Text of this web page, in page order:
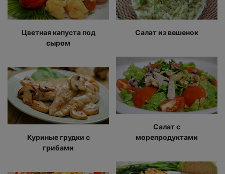
Цветная капуста под
сыром
Куриные грудки с
грибами
Салат из вешенок
Салат с
морепродуктами